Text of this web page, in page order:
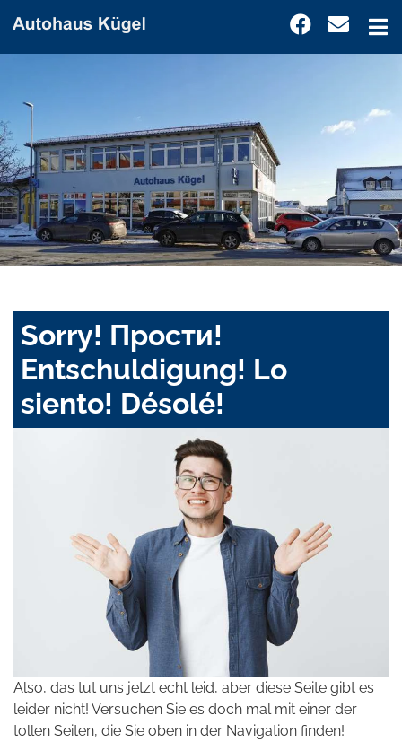
Sorry! Прости!
Entschuldigung! Lo
siento! Désolé!
Also, das tut uns jetzt echt leid, aber diese Seite gibt es
leider nicht! Versuchen Sie es doch mal mit einer der
tollen Seiten, die Sie oben in der Navigation finden!